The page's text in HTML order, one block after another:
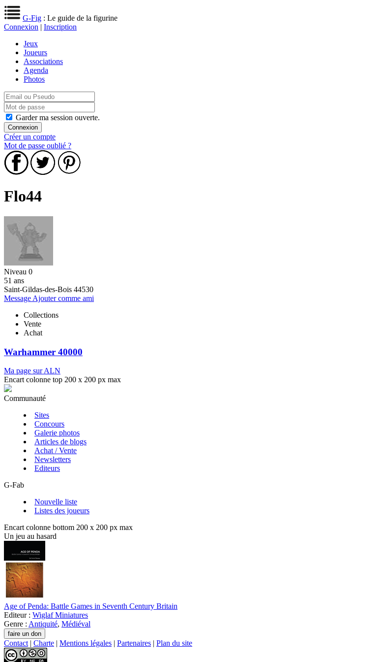
G-Fig : Le guide de la figurine
Connexion | Inscription
Jeux
Joueurs
Associations
Agenda
Photos
Garder ma session ouverte.
Créer un compte
Mot de passe oublié ?
Flo44
Niveau 0
51 ans
Saint-Gildas-des-Bois 44530
Message Ajouter comme ami
Collections
Vente
Achat
Warhammer 40000
Ma page sur ALN
Encart colonne top 200 x 200 px max
Communauté
Sites
Concours
Galerie photos
Articles de blogs
Achat / Vente
Newsletters
Editeurs
G-Fab
Nouvelle liste
Listes des joueurs
Encart colonne bottom 200 x 200 px max
Un jeu au hasard
Age of Penda: Battle Games in Seventh Century Britain
Editeur : Wiglaf Miniatures
Genre : Antiquité, Médiéval
Contact | Charte | Mentions légales | Partenaires | Plan du site